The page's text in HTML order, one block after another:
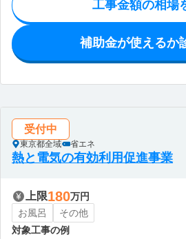
工事金額の相場
補助金が使えるか
受付中
東京都全域 省エネ
熱と電気の有効利用促進事業
上限180万円
お風呂
その他
対象工事の例